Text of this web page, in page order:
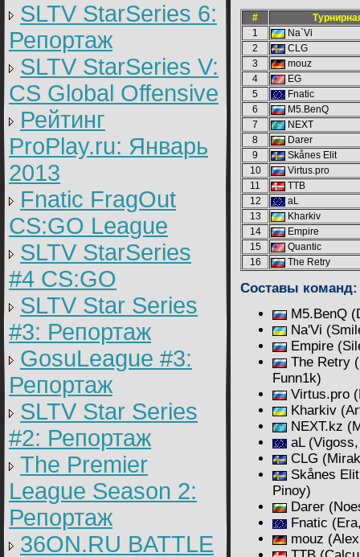
SLTV StarSeries 6:
Репортаж
SLTV StarSeries V:
CS Global Offensive
Рейтинг
ProPlay.ru: Январь
2013
Fnatic FragOut
CS:GO League
SLTV StarSeries
#4 CS:GO
SLTV Star Series
#3: Репортаж
GosuLeague #3:
Репортаж
SLTV Star Series
#2: Репортаж
The Premier
League Season 2:
Репортаж
36ON.RU BATTLE
#
1
Na`Vi
2
CLG
3
mouz
4
EG
5
Fnatic
6
M5.BenQ
7
NEXT
8
Darer
9
Skånes Elit
10
Virtus.pro
11
TTB
12
aL
13
Kharkiv
14
Empire
15
Quantic
16
The Retry
Составы команд:
M5.BenQ
Na'Vi
Empire
The Retry
Funn1k)
Virtus.pro
Kharkiv
NEXT.kz
aL
CLG
Skånes
Pinoy)
Darer
Fnatic
mouz